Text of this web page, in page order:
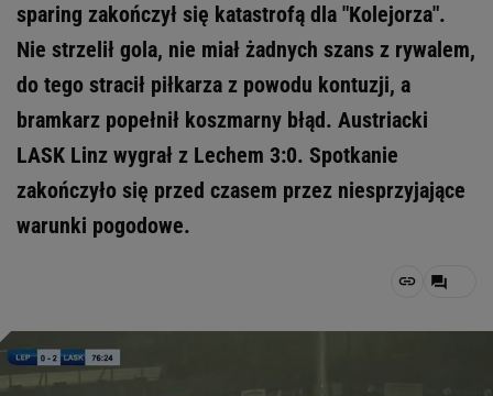
sparing zakończył się katastrofą dla "Kolejorza".
Nie strzelił gola, nie miał żadnych szans z rywalem,
do tego stracił piłkarza z powodu kontuzji, a
bramkarz popełnił koszmarny błąd. Austriacki
LASK Linz wygrał z Lechem 3:0. Spotkanie
zakończyło się przed czasem przez niesprzyjające
warunki pogodowe.